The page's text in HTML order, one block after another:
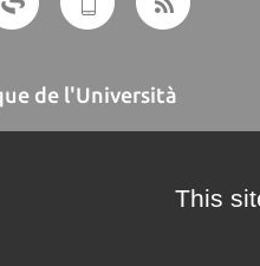
de l'Università
This